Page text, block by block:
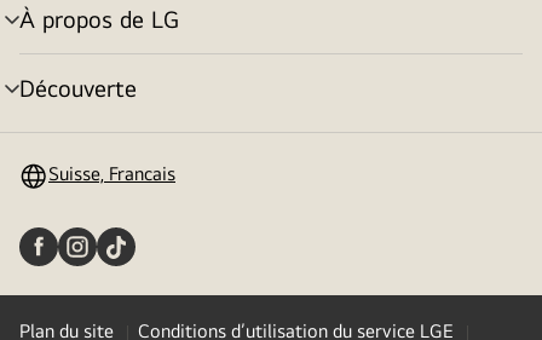
À propos de LG
menu
déroulant
Découverte
menu
Suisse, Francais
Plan du site Conditions d’utilisation du service LGE